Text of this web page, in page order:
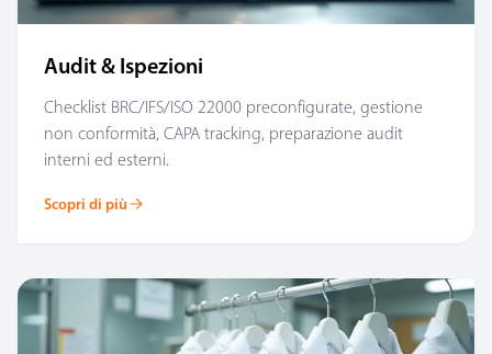
Audit & Ispezioni
Checklist BRC/IFS/ISO 22000 preconfigurate, gestione
non conformità, CAPA tracking, preparazione audit
interni ed esterni.
Scopri di più